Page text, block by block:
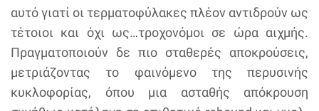
αυτό γιατί οι τερματοφύλακες πλέον αντιδρούν ως
τέτοιοι και όχι ως…τροχονόμοι σε ώρα αιχμής.
Πραγματοποιούν δε πιο σταθερές αποκρούσεις,
μετριάζοντας το φαινόμενο της περυσινής
κυκλοφορίας, όπου μια ασταθής απόκρουση